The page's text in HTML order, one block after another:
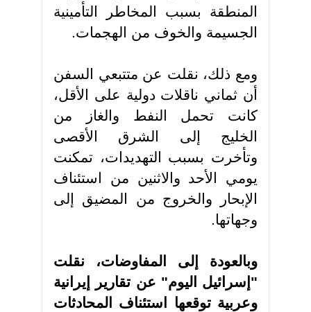
المنطقة بسبب المخاطر التأمينية
الجسيمة والخوف من الهجمات.
ومع ذلك، نقلت عن متتبعي السفن
أن ثماني ناقلات دولية على الأقل،
كانت تحمل النفط والغاز من
الخليج إلى الشرق الأقصى
وتأخرت بسبب التهديدات، تمكنت
يومي الأحد والاثنين من استئناف
الإبحار والخروج من المضيق إلى
وجهاتها.
وبالعودة إلى المفاوضات، نقلت
"إسرائيل اليوم" عن تقارير إيرانية
وعربية توقعها استئناف المحادثات